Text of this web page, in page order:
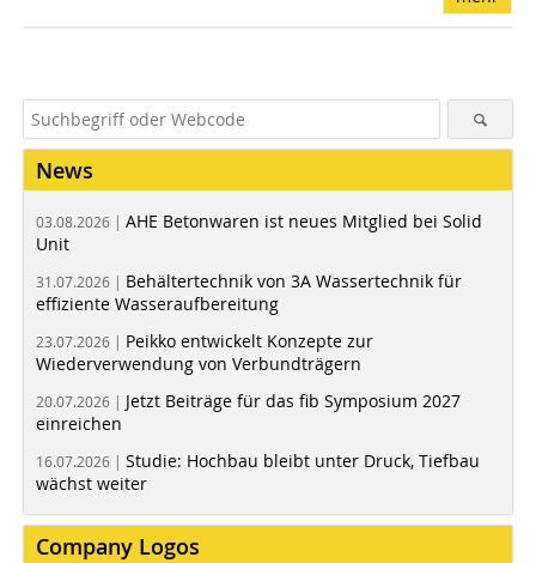
News
03.08.2026 | AHE Betonwaren ist neues Mitglied bei Solid
Unit
31.07.2026 | Behältertechnik von 3A Wassertechnik für
effiziente Wasseraufbereitung
23.07.2026 | Peikko entwickelt Konzepte zur
Wiederverwendung von Verbundträgern
20.07.2026 | Jetzt Beiträge für das fib Symposium 2027
einreichen
16.07.2026 | Studie: Hochbau bleibt unter Druck, Tiefbau
wächst weiter
Company Logos